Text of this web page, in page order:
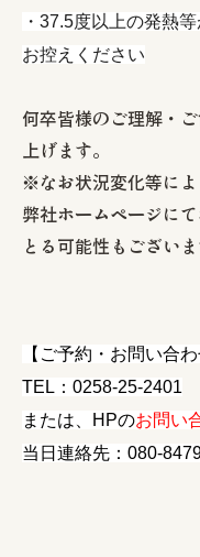
・37.5度以上の発熱
お控えください
何卒皆様のご理解・
上げます。
※なお状況変化等に
弊社ホームページに
とる可能性もござい
【ご予約・お問い合わ
TEL：0258-25-2401
または、HPのお問い
当日連絡先：080-